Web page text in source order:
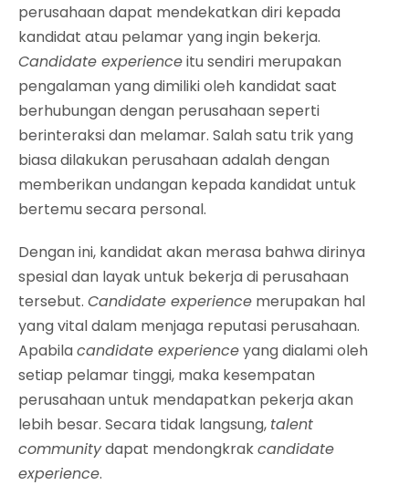
perusahaan dapat mendekatkan diri kepada
kandidat atau pelamar yang ingin bekerja.
Candidate experienceitu sendiri merupakan
pengalaman yang dimiliki oleh kandidat saat
berhubungan dengan perusahaan seperti
berinteraksi dan melamar. Salah satu trik yang
biasa dilakukan perusahaan adalah dengan
memberikan undangan kepada kandidat untuk
bertemu secara personal.
Dengan ini, kandidat akan merasa bahwa dirinya
spesial dan layak untuk bekerja di perusahaan
tersebut. Candidate experience merupakan hal
yang vital dalam menjaga reputasi perusahaan.
Apabilacandidate experienceyang dialami oleh
setiap pelamar tinggi, maka kesempatan
perusahaan untuk mendapatkan pekerja akan
lebih besar. Secara tidak langsung, talent
communitydapat mendongkrakcandidate
experience.